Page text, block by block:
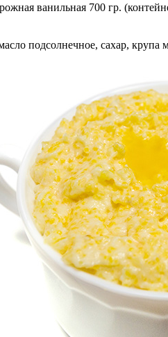
ванильная 700 гр.
подсолнечное, сахар,